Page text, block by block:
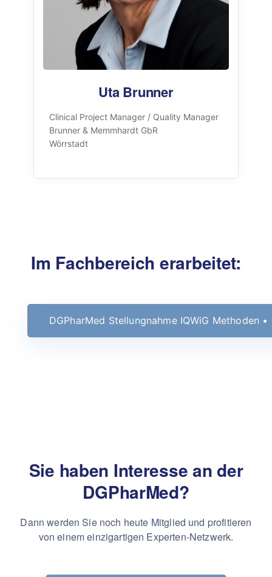
Uta Brunner
Clinical Project Manager / Quality Manager
Brunner & Memmhardt GbR
Wörrstadt
Im Fachbereich erarbeitet:
DGPharMed Stellungnahme IQWiG Methoden
Sie haben Interesse an der
DGPharMed?
Dann werden Sie noch heute Mitglied und profitieren
von einem einzigartigen Experten-Netzwerk.